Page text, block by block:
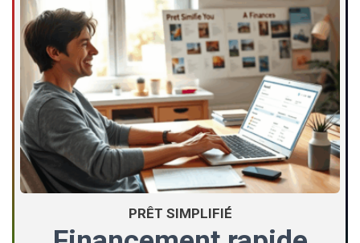
PRÊT SIMPLIFIÉ